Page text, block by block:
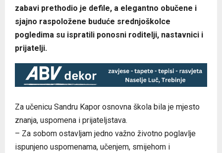
zabavi prethodio je defile, a elegantno obučene i
sjajno raspoložene buduće srednjoškolce
pogledima su ispratili ponosni roditelji, nastavnici i
prijatelji.
Za učenicu Sandru Kapor osnovna škola bila je mjesto
znanja, uspomena i prijateljstava.
– Za sobom ostavljam jedno važno životno poglavlje
ispunjeno uspomenama, učenjem, smijehom i